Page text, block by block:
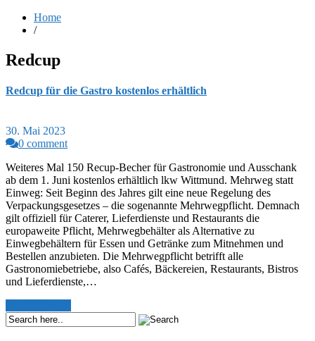
Home
/
Redcup
Redcup für die Gastro kostenlos erhältlich
30. Mai 2023
0 comment
Weiteres Mal 150 Recup-Becher für Gastronomie und Ausschank
ab dem 1. Juni kostenlos erhältlich lkw Wittmund. Mehrweg statt
Einweg: Seit Beginn des Jahres gilt eine neue Regelung des
Verpackungsgesetzes – die sogenannte Mehrwegpflicht. Demnach
gilt offiziell für Caterer, Lieferdienste und Restaurants die
europaweite Pflicht, Mehrwegbehälter als Alternative zu
Einwegbehältern für Essen und Getränke zum Mitnehmen und
Bestellen anzubieten. Die Mehrwegpflicht betrifft alle
Gastronomiebetriebe, also Cafés, Bäckereien, Restaurants, Bistros
und Lieferdienste,…